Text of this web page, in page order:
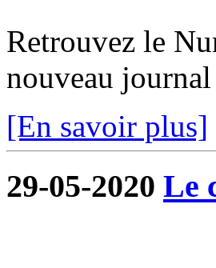
Retrouvez le
nouveau
[En savoir plus]
29-05-2020 Le